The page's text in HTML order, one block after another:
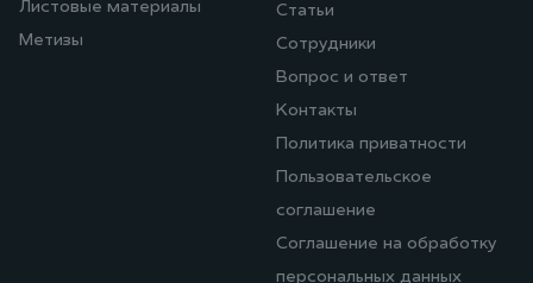
Листовые материалы
Метизы
Статьи
Сотрудники
Вопрос и ответ
Контакты
Политика приватности
Пользовательское
соглашение
Соглашение на обработку
персональных данных